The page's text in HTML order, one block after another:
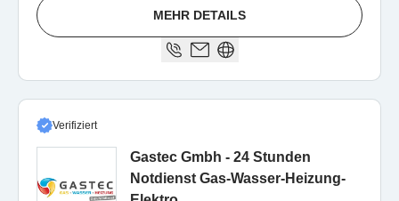
MEHR DETAILS
Verifiziert
Gastec Gmbh - 24 Stunden
Notdienst Gas-Wasser-Heizung-